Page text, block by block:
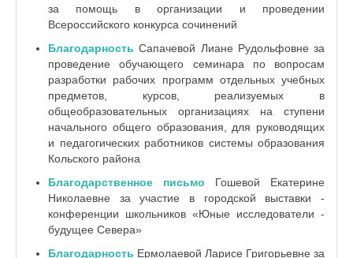
за помощь в организации и проведении
Всероссийского конкурса сочинений
Благодарность Сапачевой Лиане Рудольфовне за
проведение обучающего семинара по вопросам
разработки рабочих программ отдельных учебных
предметов, курсов, реализуемых в
общеобразовательных организациях на ступени
начального общего образования, для руководящих
и педагогических работников системы образования
Кольского района
Благодарственное письмо
Гошевой Екатерине
Николаевне
за участие в городской выставки -
конференции школьников «Юные исследователи -
будущее Севера»
Благодарность Ермолаевой Ларисе Григорьевне за